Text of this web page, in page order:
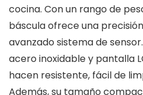
cocina. Con un rango de
báscula ofrece una
avanzado sistema de
acero inoxidable y pantalla
hacen resistente, fácil de
Además, su tamaño